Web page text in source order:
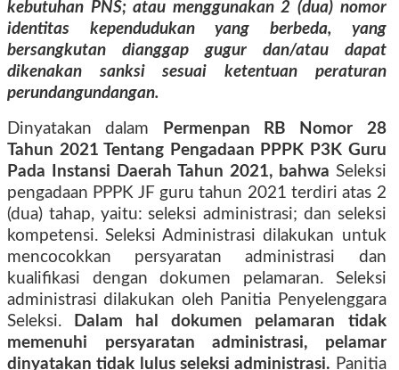
kebutuhan PNS; atau menggunakan 2 (dua) nomor
identitas kependudukan yang berbeda, yang
bersangkutan dianggap gugur dan/atau dapat
dikenakan sanksi sesuai ketentuan peraturan
perundangundangan.
Dinyatakan dalam
Permenpan RB Nomor 28
Tahun 2021 Tentang Pengadaan PPPK P3K Guru
Pada Instansi Daerah Tahun 2021, bahwa Seleksi
pengadaan PPPK JF guru tahun 2021 terdiri atas 2
(dua) tahap, yaitu: seleksi administrasi; dan seleksi
kompetensi. Seleksi Administrasi dilakukan untuk
mencocokkan persyaratan administrasi dan
kualifikasi dengan dokumen pelamaran. Seleksi
administrasi dilakukan oleh Panitia Penyelenggara
Seleksi.
Dalam hal dokumen pelamaran tidak
memenuhi persyaratan administrasi, pelamar
dinyatakan tidak lulus seleksi administrasi. Panitia